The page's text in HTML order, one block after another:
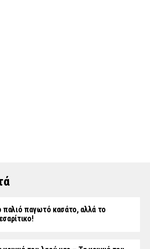
παλιό παγωτό κασάτο, αλλά το